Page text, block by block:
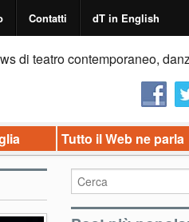
Contatti dT in English
di teatro contemporaneo,
Tutto il Web ne parla